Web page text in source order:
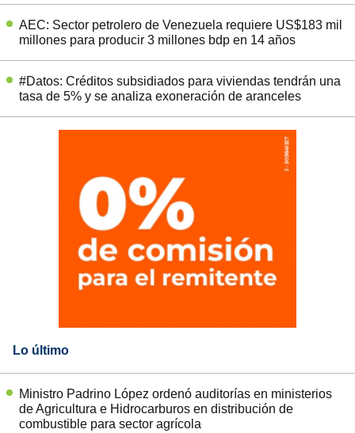
AEC: Sector petrolero de Venezuela requiere US$183 mil
millones para producir 3 millones bdp en 14 años
#Datos: Créditos subsidiados para viviendas tendrán una
tasa de 5% y se analiza exoneración de aranceles
Lo último
Ministro Padrino López ordenó auditorías en ministerios
de Agricultura e Hidrocarburos en distribución de
combustible para sector agrícola